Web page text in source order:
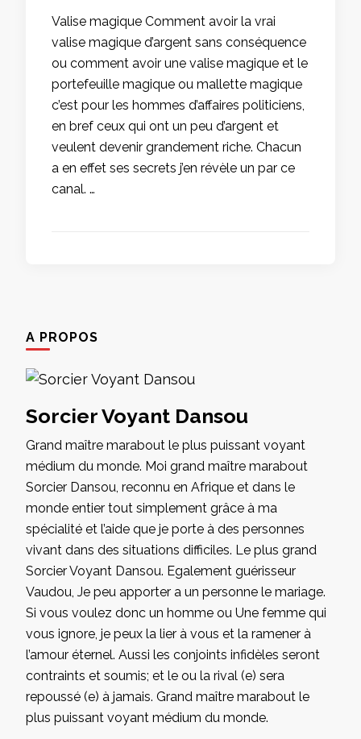
Valise magique Comment avoir la vrai
valise magique d’argent sans conséquence
ou comment avoir une valise magique et le
portefeuille magique ou mallette magique
c’est pour les hommes d’affaires politiciens,
en bref ceux qui ont un peu d’argent et
veulent devenir grandement riche. Chacun
a en effet ses secrets j’en révèle un par ce
canal. …
A PROPOS
Sorcier Voyant Dansou
Grand maître marabout le plus puissant voyant
médium du monde. Moi grand maître marabout
Sorcier Dansou, reconnu en Afrique et dans le
monde entier tout simplement grâce à ma
spécialité et l’aide que je porte à des personnes
vivant dans des situations difficiles. Le plus grand
Sorcier Voyant Dansou. Egalement guérisseur
Vaudou, Je peu apporter a un personne le mariage.
Si vous voulez donc un homme ou Une femme qui
vous ignore, je peux la lier à vous et la ramener à
l’amour éternel. Aussi les conjoints infidèles seront
contraints et soumis; et le ou la rival (e) sera
repoussé (e) à jamais. Grand maître marabout le
plus puissant voyant médium du monde.